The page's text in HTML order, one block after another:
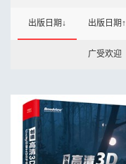
出版日期↓ 出版日期↑
广受欢迎